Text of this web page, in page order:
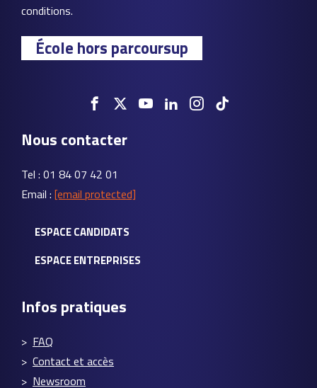
conditions.
École hors parcoursup
Nous contacter
Tel : 01 84 07 42 01
Email : [email protected]
ESPACE CANDIDATS
ESPACE ENTREPRISES
Infos pratiques
FAQ
Contact et accès
Newsroom